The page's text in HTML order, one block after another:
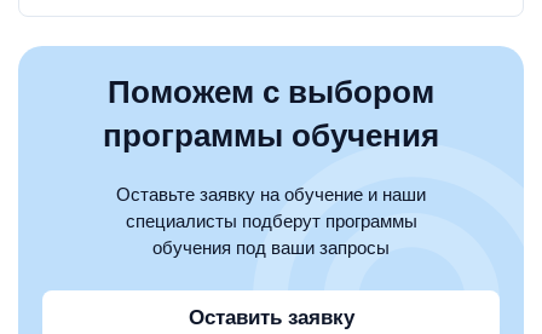
Поможем с выбором
программы обучения
Оставьте заявку на обучение и наши
специалисты подберут программы
обучения под ваши запросы
Оставить заявку